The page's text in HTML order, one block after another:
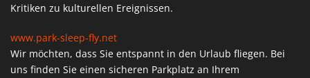
Kritiken zu kulturellen Ereignissen.
www.park-sleep-fly.net
Wir möchten, dass Sie entspannt in den Urlaub fliegen. Bei
uns finden Sie einen sicheren Parkplatz an Ihrem